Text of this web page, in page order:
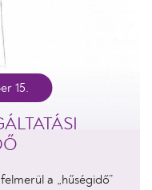
a „hűségidő”
15.